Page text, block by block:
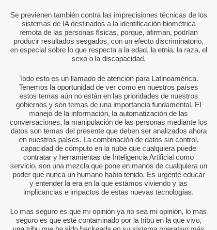
Se previenen también contra las imprecisiones técnicas de los
sistemas de IA destinados a la identificación biométrica
remota de las personas físicas, porque, afirman, podrían
producir resultados sesgados, con un efecto discriminatorio,
en especial sobre lo que respecta a la edad, la etnia, la raza, el
sexo o la discapacidad.
Todo esto es un llamado de atención para Latinoamérica.
Tenemos la oportunidad de ver como en nuestros países
estos temas aún no están en las prioridades de nuestros
gobiernos y son temas de una importancia fundamental. El
manejo de la información, la automatización de las
conversaciones, la manipulación de las personas mediante los
datos son temas del presente que deben ser analizados ahora
en nuestros países. La combinación de datos sin control,
capacidad de cómputo en la nube que cualquiera puede
contratar y herramientas de Inteligencia Artificial como
servicio, son una mezcla que pone en manos de cualquiera un
poder que nunca un humano había tenido. Es urgente educar
y entender la era en la que estamos viviendo y las
implicancias e impactos de estas nuevas tecnologías.
Lo mas seguro es que mi opinión ya no sea mi opinión, lo mas
seguro es que esté contaminado por la tribu en la que vivo,